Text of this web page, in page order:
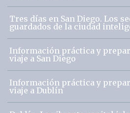
Tres días en San Diego. Los
guardados de la ciudad
Información práctica y
viaje a San Diego
Información práctica y
viaje a Dublín